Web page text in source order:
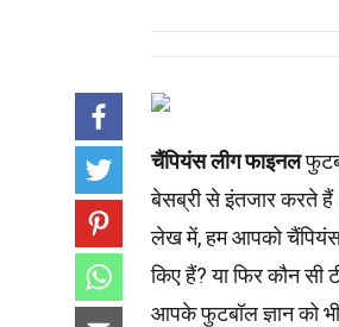
चैंपियंस लीग फाइनल
बेसब्री से इंतजार करते
लेख में, हम आपको चैंपियंस
किए हैं? या फिर कौन सी
आपके फुटबॉल ज्ञान को